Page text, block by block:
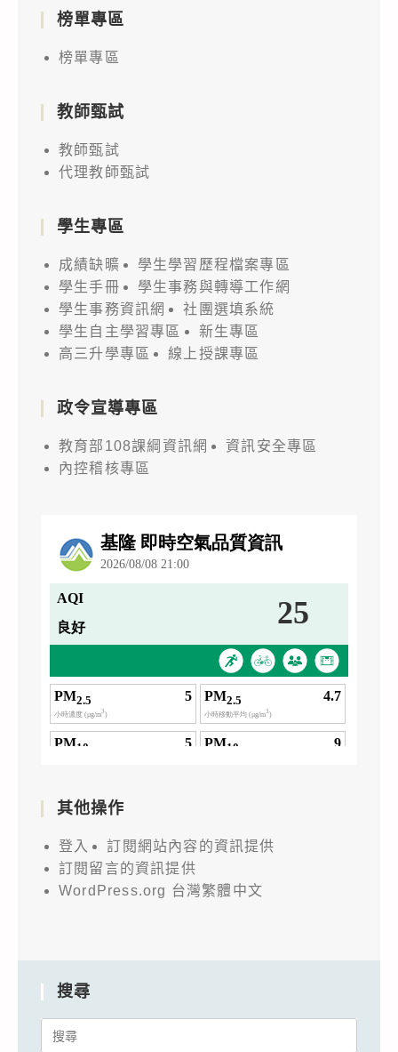
榜單專區
榜單專區
教師甄試
教師甄試
代理教師甄試
學生專區
成績缺曠
學生學習歷程檔案專區
學生手冊
學生事務與轉導工作網
學生事務資訊網
社團選填系統
學生自主學習專區
新生專區
高三升學專區
線上授課專區
政令宣導專區
教育部108課綱資訊網
資訊安全專區
內控稽核專區
其他操作
登入
訂閱網站內容的資訊提供
訂閱留言的資訊提供
WordPress.org 台灣繁體中文
搜尋
Search